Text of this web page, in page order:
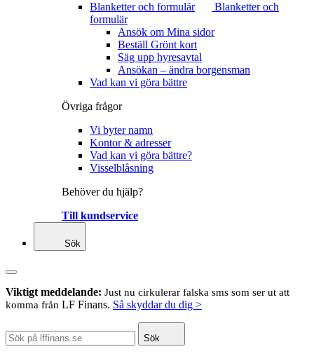
Blanketter och formulär
Blanketter och
formulär
Ansök om Mina sidor
Beställ Grönt kort
Säg upp hyresavtal
Ansökan – ändra borgensman
Vad kan vi göra bättre
Övriga frågor
Vi byter namn
Kontor & adresser
Vad kan vi göra bättre?
Visselblåsning
Behöver du hjälp?
Till kundservice
Sök
Viktigt meddelande: Just nu cirkulerar falska sms som ser ut att
komma från LF Finans. Så skyddar du dig >
Sök